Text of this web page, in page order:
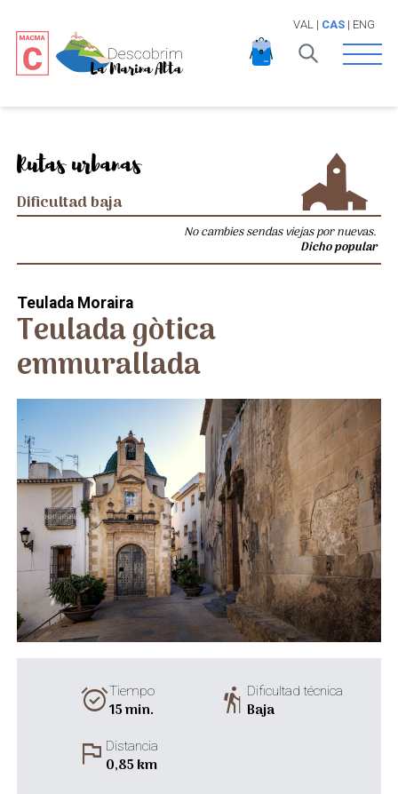
VAL | CAS| ENG
Open
Rutas urbanas
Dificultad baja
No cambies sendas viejas por nuevas.
Dicho popular
Teulada Moraira
Teulada gòtica
emmurallada
alarm_onTiempo
15 min. hikingDificultad técnica
Baja
flag Distancia
0,85 km